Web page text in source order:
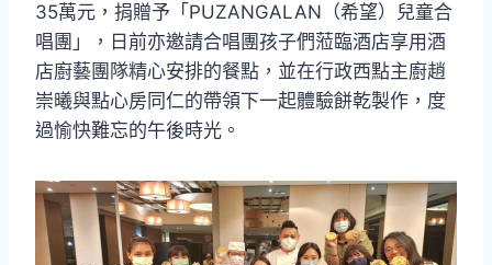
35萬元，捐贈予「PUZANGALAN（希望）兒童合
唱團」，日前亦邀請合唱團孩子們蒞臨酒店享用酒
店廚藝團隊精心安排的餐點，並在行政西點主廚趙
崇曦與點心房同仁的帶領下一起體驗餅乾製作，度
過愉快難忘的午後時光。